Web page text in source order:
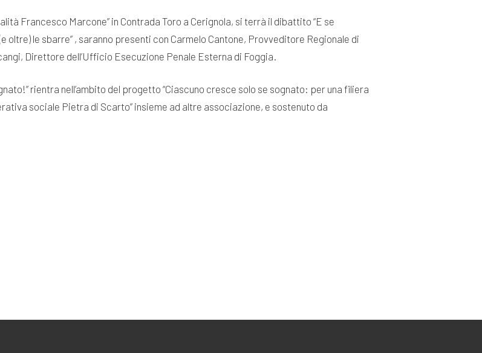
Francesco Marcone” in Contrada Toro a Cerignola, si terrà il dibattito “E se
le sbarre” , saranno presenti con Carmelo Cantone, Provveditore Regionale di
Direttore dell’Ufficio Esecuzione Penale Esterna di Foggia.
rientra nell’ambito del progetto “Ciascuno cresce solo se sognato: per una filiera
sociale Pietra di Scarto” insieme ad altre associazione, e sostenuto da